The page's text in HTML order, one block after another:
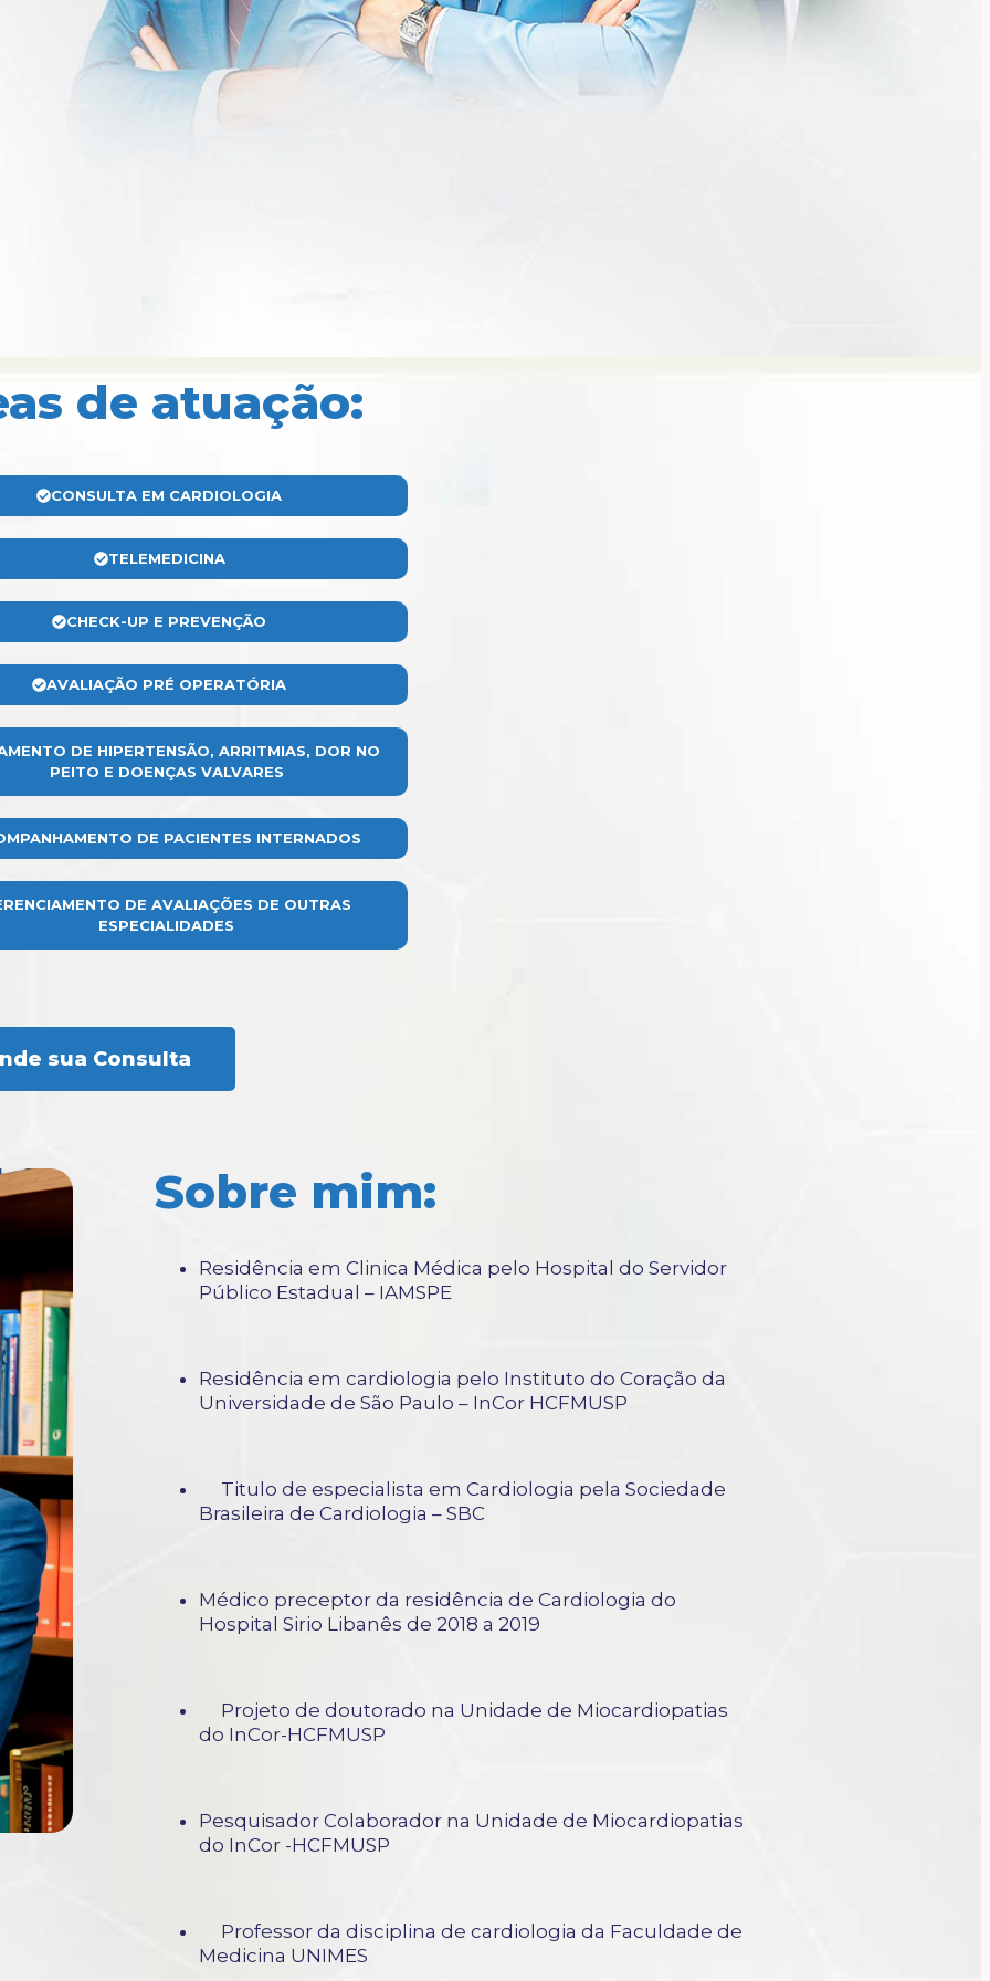
de atuação:
CONSULTA EM CARDIOLOGIA
TELEMEDICINA
CHECK-UP E PREVENÇÃO
AVALIAÇÃO PRÉ OPERATÓRIA
DE HIPERTENSÃO, ARRITMIAS, DOR NO
PEITO E DOENÇAS VALVARES
DE PACIENTES INTERNADOS
DE AVALIAÇÕES DE OUTRAS
ESPECIALIDADES
sua Consulta
Sobre mim:
Residência em Clinica Médica pelo Hospital do Servidor
Público Estadual – IAMSPE
Residência em cardiologia pelo Instituto do Coração da
Universidade de São Paulo – InCor HCFMUSP
Titulo de especialista em Cardiologia pela Sociedade
Brasileira de Cardiologia – SBC
Médico preceptor da residência de Cardiologia do
Hospital Sirio Libanês de 2018 a 2019
Projeto de doutorado na Unidade de Miocardiopatias
do InCor-HCFMUSP
Pesquisador Colaborador na Unidade de Miocardiopatias
do InCor -HCFMUSP
Professor da disciplina de cardiologia da Faculdade de
Medicina UNIMES